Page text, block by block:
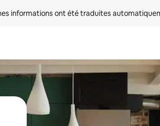
informations ont été traduites